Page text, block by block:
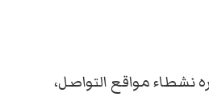
نشطاء مواقع التواصل،